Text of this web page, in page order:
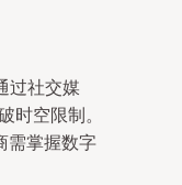
过社交媒
时空限制。
需掌握数字